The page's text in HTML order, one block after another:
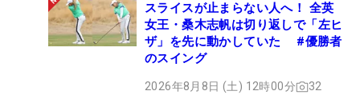
スライスが止まらない人へ！ 全英
女王・桑木志帆は切り返しで「左ヒ
ザ」を先に動かしていた #優勝者
のスイング
2026年8月8日 (土) 12時00分 32